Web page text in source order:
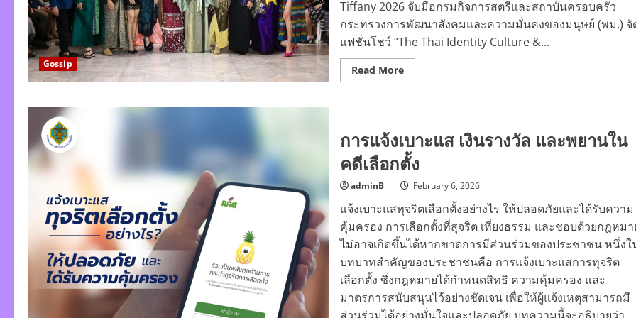
หลัง
ชาว
เน็ต
โพสต์
เหลือ
ครึ่ง
เดียว
ใกล้
Gossip
Tiffany 2026 จับมือกรมกิจการสตรีและสถาบันครอบครัว
กระทรวงการพัฒนาสังคมและความมั่นคงของมนุษย์ (พม.) จั
แฟชั่นโชว์ “The Thai Identity Culture &...
Read MoreRead
more
เอ้
าต์
24
สาว
MISS
Tiffany
อวด
โฉม
บน
รันเวย์
The
Thai
Identity
Culture
&
Couture
การแจ้งเบาะแส เงินรางวัล และพยานใน
คดีเลือกตั้ง
adminB February 6, 2026
แจ้งเบาะแสทุจริตเลือกตั้งอย่างไร ให้ปลอดภัยและได้รับความ
คุ้มครอง การเลือกตั้งที่สุจริต เที่ยงธรรม และชอบด้วยกฎหมา
ไม่อาจเกิดขึ้นได้หากขาดการมีส่วนร่วมของประชาชน หนึ่งใ
บทบาทสำคัญของประชาชนคือ การแจ้งเบาะแสการทุจริต
เลือกตั้ง ซึ่งกฎหมายได้กำหนดสิทธิ ความคุ้มครอง และ
มาตรการสนับสนุนไว้อย่างชัดเจน เพื่อให้ผู้แจ้งเหตุสามารถมี